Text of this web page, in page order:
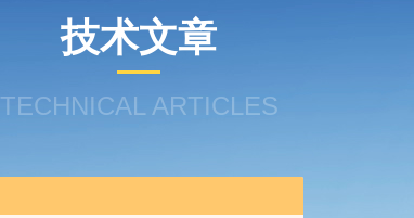
技术文章
TECHNICAL ARTICLES